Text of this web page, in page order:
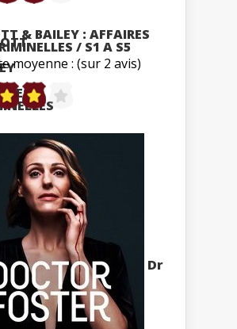
& BAILEY : AFFAIRES
/ S1 A S5
moyenne : (sur 2 avis)
Dr